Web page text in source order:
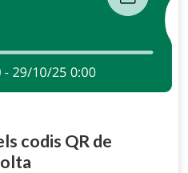
codis QR de